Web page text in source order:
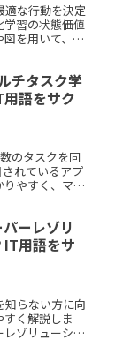
適な行動を決定
学習の状態価値
を用いて、初
チタスク学
語をサク
のタスクを同
れているアプ
やすく、マル
パーレゾリ
IT用語をサ
知らない方に向
く解説しま
ゾリューショ